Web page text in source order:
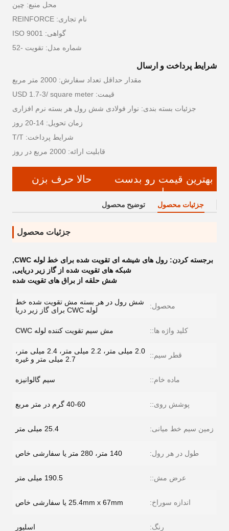
محل منبع: چین
نام تجاری: REINFORCE
گواهی: ISO 9001
شماره مدل: تقویت -52
شرایط پرداخت و ارسال
مقدار حداقل تعداد سفارش: 2000 متر مربع
قیمت: USD 1.7-3/ square meter
جزئیات بسته بندی: نوار فولادی شش رول هر بسته نرم افزاری
زمان تحویل: 14-20 روز
شرایط پرداخت: T/T
قابلیت ارائه: 2000 مربع در روز
بهترین قیمت رو بدست
بیار
حالا حرف بزن
جزئیات محصول توضیح محصول
جزئیات محصول
برجسته کردن: رول های شیشه ای تقویت شده برای خط لوله CWC
,
شبکه های تقویت شده از گاز زیر دریایی,
شش حلقه از براق های تقویت شده
محصول:
شش رول در هر بسته مش تقویت شده خط
لوله CWC برای گاز زیر دریا
کلید واژه ها:: مش سیم تقویت کننده لوله CWC
قطر سیم::
2.0 میلی متر، 2.2 میلی متر، 2.4 میلی متر،
2.7 میلی متر و غیره
ماده خام:: سیم گالوانیزه
پوشش روی:: 40-60 گرم در متر مربع
زمین سیم خط میانی: 25.4 میلی متر
طول در هر رول: 140 متر، 280 متر یا سفارشی خاص
عرض مش:: 190.5 میلی متر
اندازه سوراخ: 25.4mm x 67mm یا سفارشی خاص
رنگ: اسلیور